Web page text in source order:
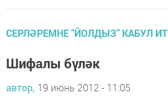
СЕРЛӘРЕМНЕ "ЙОЛДЫЗ" КАБУЛ ИТ
Шифалы бүләк
автор, 19 июнь 2012 - 11:05